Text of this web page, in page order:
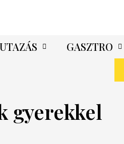
UTAZÁS GASZTRO
gyerekkel